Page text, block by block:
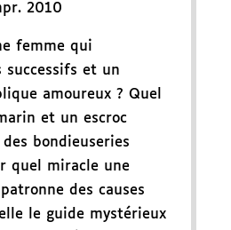
2010
femme qui
successifs et un
amoureux ? Quel
et un escroc
bondieuseries
quel miracle une
des causes
le guide mystérieux